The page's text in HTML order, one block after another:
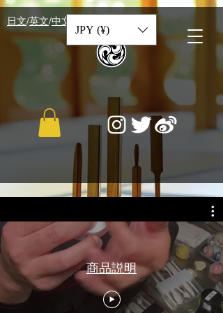
​日文/英文/中文
JPY (¥)
商品説明